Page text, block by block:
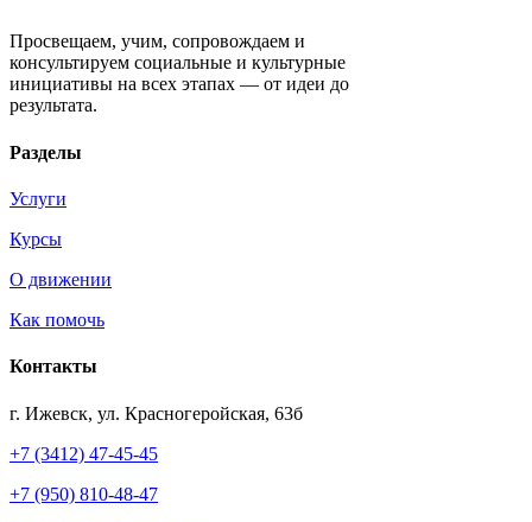
Просвещаем, учим, сопровождаем и
консультируем социальные и культурные
инициативы на всех этапах — от идеи до
результата.
Разделы
Услуги
Курсы
О движении
Как помочь
Контакты
г. Ижевск, ул. Красногеройская, 63б
+7 (3412) 47-45-45
+7 (950) 810-48-47